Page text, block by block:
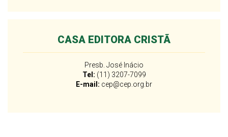
CASA EDITORA CRISTÃ
Presb. José Inácio
Tel: (11) 3207-7099
E-mail: cep@cep.org.br